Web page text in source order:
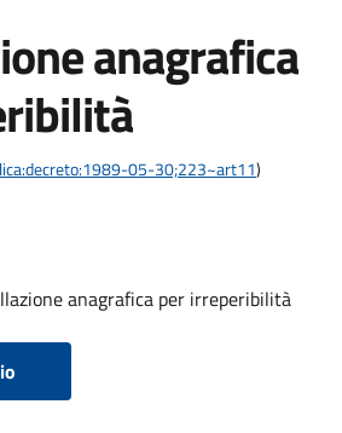
anagrafica
05-30;223~art11)
anagrafica per irreperibilità